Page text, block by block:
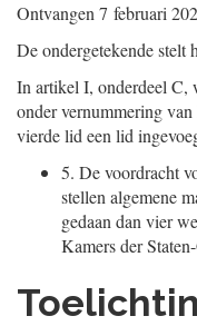
Ontvangen 7 februari
De ondergetekende stelt
In artikel I, onderdeel C,
onder vernummering
vierde lid een lid
5. De voordracht
stellen algemene
gedaan dan vier
Kamers der